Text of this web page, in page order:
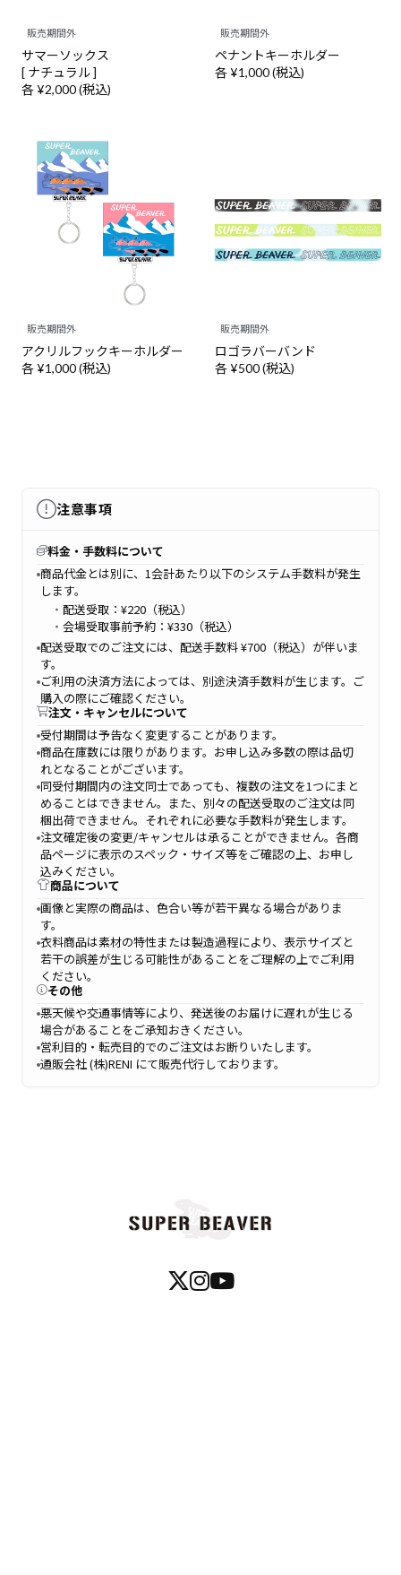
販売期間外
サマーソックス
[ ナチュラル ]
各 ¥2,000 (税込)
販売期間外
ペナントキーホルダー
各 ¥1,000 (税込)
販売期間外
アクリルフックキーホルダー
各 ¥1,000 (税込)
販売期間外
ロゴラバーバンド
各 ¥500 (税込)
注意事項
料金・手数料について
商品代金とは別に、1会計あたり以下のシステム手数料が発生
します。
・ 配送受取：¥220（税込）
・ 会場受取事前予約：¥330（税込）
配送受取でのご注文には、配送手数料 ¥700（税込）が伴いま
す。
ご利用の決済方法によっては、別途決済手数料が生じます。ご
購入の際にご確認ください。
注文・キャンセルについて
受付期間は予告なく変更することがあります。
商品在庫数には限りがあります。お申し込み多数の際は品切
れとなることがございます。
同受付期間内の注文同士であっても、複数の注文を1つにまと
めることはできません。また、別々の配送受取のご注文は同
梱出荷できません。それぞれに必要な手数料が発生します。
注文確定後の変更/キャンセルは承ることができません。各商
品ページに表示のスペック・サイズ等をご確認の上、お申し
込みください。
商品について
画像と実際の商品は、色合い等が若干異なる場合がありま
す。
衣料商品は素材の特性または製造過程により、表示サイズと
若干の誤差が生じる可能性があることをご理解の上でご利用
ください。
その他
悪天候や交通事情等により、発送後のお届けに遅れが生じる
場合があることをご承知おきください。
営利目的・転売目的でのご注文はお断りいたします。
通販会社 (株)RENI にて販売代行しております。